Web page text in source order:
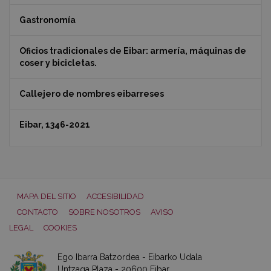
Gastronomía
Oficios tradicionales de Eibar: armería, máquinas de
coser y bicicletas.
Callejero de nombres eibarreses
Eibar, 1346-2021
MAPA DEL SITIO
ACCESIBILIDAD
CONTACTO
SOBRE NOSOTROS
AVISO
LEGAL
COOKIES
Ego Ibarra Batzordea - Eibarko Udala